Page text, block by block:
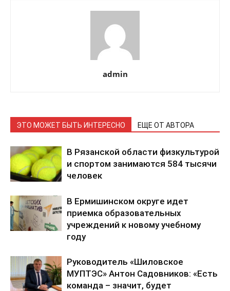
admin
ЭТО МОЖЕТ БЫТЬ ИНТЕРЕСНО ЕЩЕ ОТ АВТОРА
В Рязанской области физкультурой
и спортом занимаются 584 тысячи
человек
В Ермишинском округе идет
приемка образовательных
учреждений к новому учебному
году
Руководитель «Шиловское
МУПТЭС» Антон Садовников: «Есть
команда – значит, будет